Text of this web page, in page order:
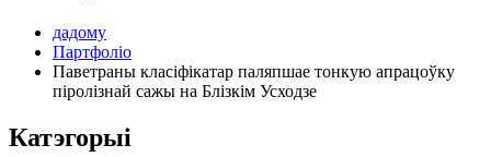
дадому
Партфоліо
Паветраны класіфікатар паляпшае тонкую апрацоўку
піролізнай сажы на Блізкім Усходзе
Катэгорыі